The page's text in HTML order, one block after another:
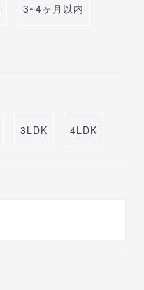
3~4ヶ月以内
3LDK 4LDK